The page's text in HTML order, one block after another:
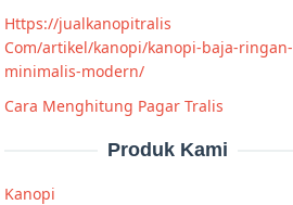
Https://jualkanopitralis
Com/artikel/kanopi/kanopi-baja-ringan-
minimalis-modern/
Cara Menghitung Pagar Tralis
Produk Kami
Kanopi